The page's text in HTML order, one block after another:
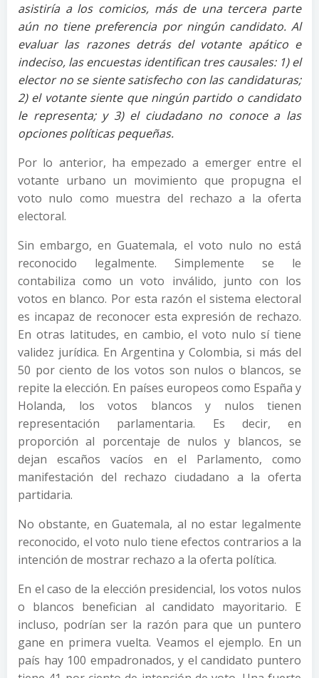
asistiría a los comicios, más de una tercera parte
aún no tiene preferencia por ningún candidato. Al
evaluar las razones detrás del votante apático e
indeciso, las encuestas identifican tres causales: 1) el
elector no se siente satisfecho con las candidaturas;
2) el votante siente que ningún partido o candidato
le representa; y 3) el ciudadano no conoce a las
opciones políticas pequeñas.
Por lo anterior, ha empezado a emerger entre el
votante urbano un movimiento que propugna el
voto nulo como muestra del rechazo a la oferta
electoral.
Sin embargo, en Guatemala, el voto nulo no está
reconocido legalmente. Simplemente se le
contabiliza como un voto inválido, junto con los
votos en blanco. Por esta razón el sistema electoral
es incapaz de reconocer esta expresión de rechazo.
En otras latitudes, en cambio, el voto nulo sí tiene
validez jurídica. En Argentina y Colombia, si más del
50 por ciento de los votos son nulos o blancos, se
repite la elección. En países europeos como España y
Holanda, los votos blancos y nulos tienen
representación parlamentaria. Es decir, en
proporción al porcentaje de nulos y blancos, se
dejan escaños vacíos en el Parlamento, como
manifestación del rechazo ciudadano a la oferta
partidaria.
No obstante, en Guatemala, al no estar legalmente
reconocido, el voto nulo tiene efectos contrarios a la
intención de mostrar rechazo a la oferta política.
En el caso de la elección presidencial, los votos nulos
o blancos benefician al candidato mayoritario. E
incluso, podrían ser la razón para que un puntero
gane en primera vuelta. Veamos el ejemplo. En un
país hay 100 empadronados, y el candidato puntero